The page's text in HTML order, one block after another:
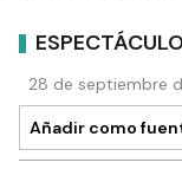
28 de septiembre
Añadir como